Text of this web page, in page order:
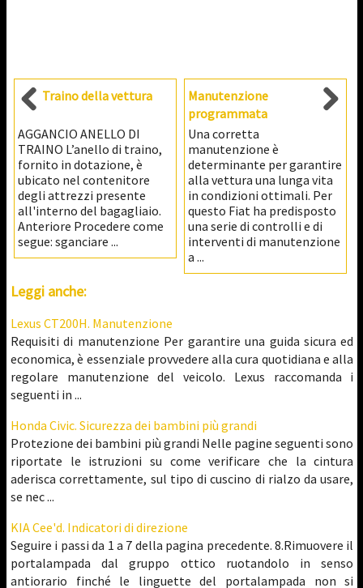
Traino della vettura
AGGANCIO ANELLO DI
TRAINO L’anello di traino,
fornito in dotazione, è
ubicato nel contenitore
degli attrezzi presente
all'interno del bagagliaio.
Anteriore Procedere come
segue: sganciare ...
Manutenzione
programmata
Una corretta
manutenzione è
determinante per garantire
alla vettura una lunga vita
in condizioni ottimali. Per
questo Fiat ha predisposto
una serie di controlli e di
interventi di manutenzione
a ...
Leggi anche:
Lexus CT200H. Manutenzione
Requisiti di manutenzione Per garantire una guida sicura ed
economica, è essenziale provvedere alla cura quotidiana e alla
regolare manutenzione del veicolo. Lexus raccomanda i
seguenti in ...
Honda Civic. Sicurezza dei bambini più grandi
Protezione dei bambini più grandi Nelle pagine seguenti sono
riportate le istruzioni su come verificare che la cintura
aderisca correttamente, sul tipo di cuscino di rialzo da usare,
se nec ...
KIA Cee'd. Indicatori di direzione
Seguire i passi da 1 a 7 della pagina precedente. 8.Rimuovere il
portalampada dal gruppo ottico ruotandolo in senso
antiorario finché le linguette del portalampada non si